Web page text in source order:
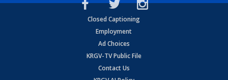
Closed Captioning
Employment
Ad Choices
KRGV-TV Public File
Contact Us